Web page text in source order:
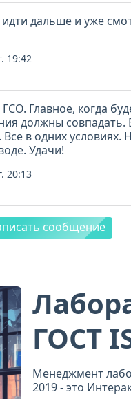
дальше и уже
19:42
Главное, когда
должны
в одних условиях.
Удачи!
20:13
сообщение
ГОСТ
2019
Менеджмент
2019 - это